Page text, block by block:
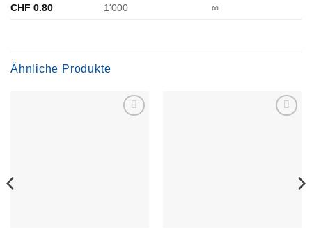
CHF 0.80 1'000 ∞
Ähnliche Produkte